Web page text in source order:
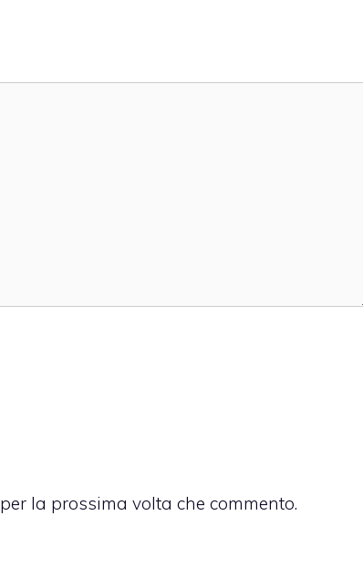
la prossima volta che commento.